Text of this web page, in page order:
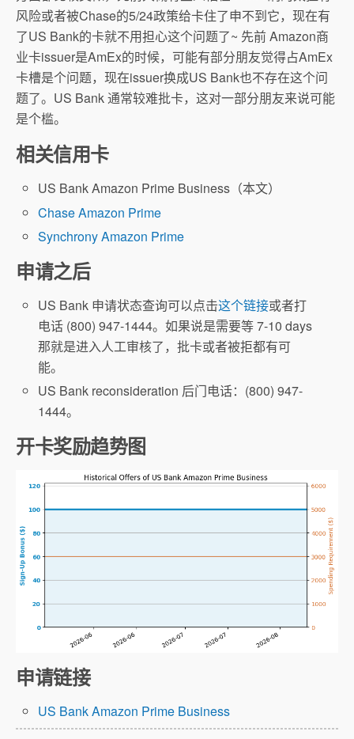
风险或者被Chase的5/24政策给卡住了申不到它，现在有
了US Bank的卡就不用担心这个问题了~ 先前 Amazon商
业卡issuer是AmEx的时候，可能有部分朋友觉得占AmEx
卡槽是个问题，现在issuer换成US Bank也不存在这个问
题了。US Bank 通常较难批卡，这对一部分朋友来说可能
是个槛。
相关信用卡
US Bank Amazon Prime Business（本文）
Chase Amazon Prime
Synchrony Amazon Prime
申请之后
US Bank 申请状态查询可以点击这个链接或者打
电话 (800) 947-1444。如果说是需要等 7-10 days
那就是进入人工审核了，批卡或者被拒都有可
能。
US Bank reconsideration 后门电话：(800) 947-
1444。
开卡奖励趋势图
申请链接
US Bank Amazon Prime Business